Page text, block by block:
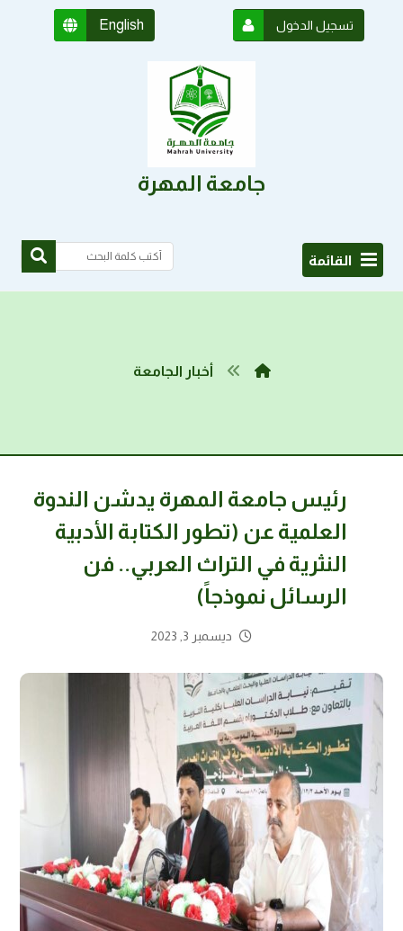
English تسجيل الدخول
جامعة المهرة
القائمة
أخبار الجامعة
رئيس جامعة المهرة يدشن الندوة
العلمية عن (تطور الكتابة الأدبية
النثرية في التراث العربي.. فن
الرسائل نموذجاً)
ديسمبر 3, 2023